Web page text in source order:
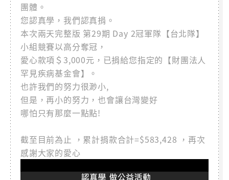
團體。
您認真學，我們認真捐。
本次兩天完整版 第29期 Day 2冠軍隊【台北隊】
小組競賽以高分奪冠，
愛心款項＄3,000元，已捐給您指定的【財團法人
罕見疾病基金會】。
也許我們的努力很渺小,
但是，再小的努力，也會讓台灣變好
哪怕只有那麼一點點!
截至目前為止 ，累計捐款合計=$583,428 ，再次
感謝大家的愛心